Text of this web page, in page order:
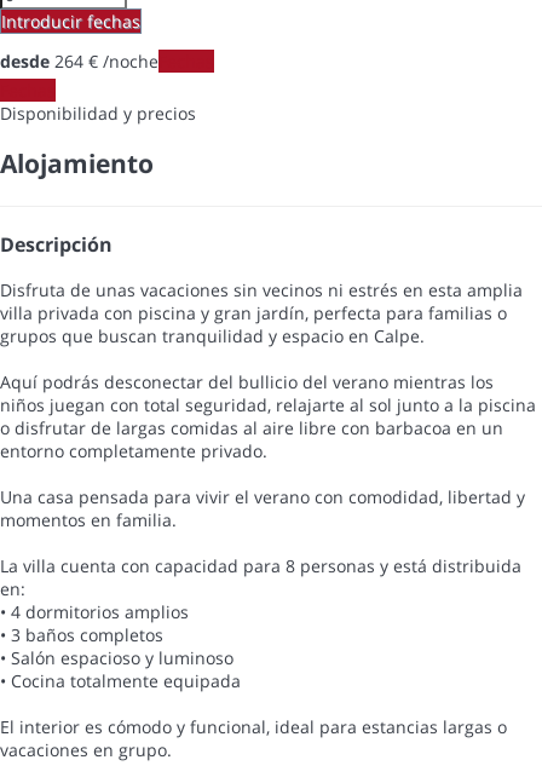
Introducir fechas
desde 264 € /noche
Disponibilidad y precios
Alojamiento
Descripción
Disfruta de unas vacaciones sin vecinos ni estrés en esta amplia
villa privada con piscina y gran jardín, perfecta para familias o
grupos que buscan tranquilidad y espacio en Calpe.
Aquí podrás desconectar del bullicio del verano mientras los
niños juegan con total seguridad, relajarte al sol junto a la piscina
o disfrutar de largas comidas al aire libre con barbacoa en un
entorno completamente privado.
Una casa pensada para vivir el verano con comodidad, libertad y
momentos en familia.
La villa cuenta con capacidad para 8 personas y está distribuida
en:
• 4 dormitorios amplios
• 3 baños completos
• Salón espacioso y luminoso
• Cocina totalmente equipada
El interior es cómodo y funcional, ideal para estancias largas o
vacaciones en grupo.